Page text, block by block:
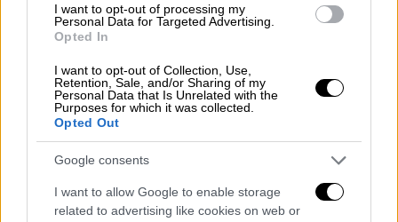
I want to opt-out of processing my
Personal Data for Targeted Advertising.
Opted In
I want to opt-out of Collection, Use,
Retention, Sale, and/or Sharing of my
Personal Data that Is Unrelated with the
Purposes for which it was collected.
Opted Out
Google consents
I want to allow Google to enable storage
related to advertising like cookies on web or
ελληνικής κυβέρνησης, το οποίο
περιλαμβάνει μεταξύ άλλων τρίμηνη
αναστολή εξέτασης αιτημάτων ασύλου για
πολίτες προερχόμενους από τη βόρεια
Αφρική.
Μητσοτάκης: Οι παράνομες είσοδοι
δεν θα οδηγούν σε νόμιμη
εγκατάσταση